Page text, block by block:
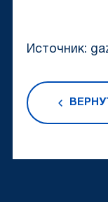
Источник: